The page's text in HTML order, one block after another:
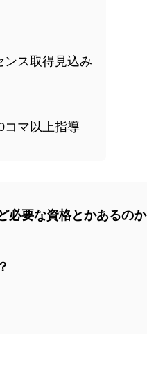
ンス取得見込み
コマ以上指導
必要な資格とかあるのか